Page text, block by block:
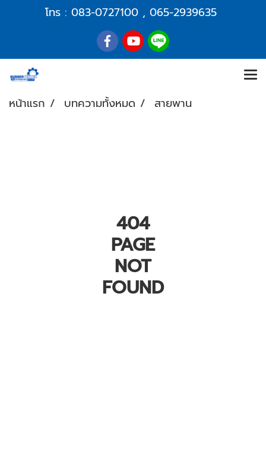
โทร : 083-0727100 , 065-2939635
หน้าแรก บทความทั้งหมด สายพาน
404
PAGE
NOT
FOUND